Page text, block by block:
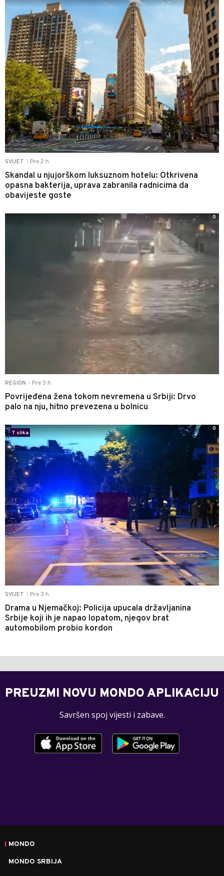
SVIJET Pre 2 h
Skandal u njujorškom luksuznom hotelu: Otkrivena
opasna bakterija, uprava zabranila radnicima da
obavijeste goste
REGION Pre 3 h
Povrijeđena žena tokom nevremena u Srbiji: Drvo
palo na nju, hitno prevezena u bolnicu
0
SVIJET Pre 3 h
Drama u Njemačkoj: Policija upucala državljanina
Srbije koji ih je napao lopatom, njegov brat
automobilom probio kordon
7 slika
0
PREUZMI NOVU MONDO APLIKACIJU
Savršen spoj vijesti i zabave.
MONDO
MONDO SRBIJA